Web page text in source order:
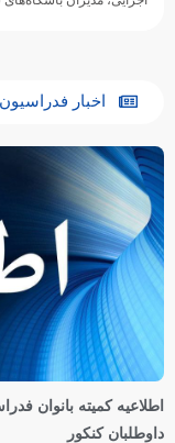
اخبار فدراسیون
اطلاعیه کمیته بانوان
داوطلبان کنکور